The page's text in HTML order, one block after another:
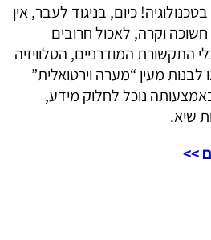
כיום, בניגוד לעבר, אין
וקרה, לאכול חרובים
התקשורת המודרניים, הטלוויזיה
מעין “מערה וירטואלית”
נוכל לחלוק מידע,
שיא.
>>